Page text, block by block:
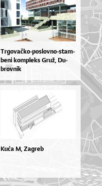
Tr­go­va­čko­-po­slov­no­-stam­
be­ni kom­ple­ks Gruž, Du­
brov­nik
Kuća M, Zagreb